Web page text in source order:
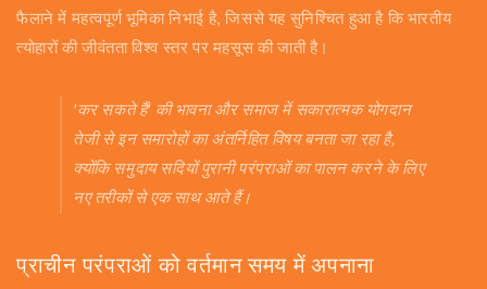
फैलाने में महत्वपूर्ण भूमिका निभाई है, जिससे यह सुनिश्चित हुआ है कि भारतीय
त्योहारों की जीवंतता विश्व स्तर पर महसूस की जाती है।
'कर सकते हैं' की भावना और समाज में सकारात्मक योगदान
तेजी से इन समारोहों का अंतर्निहित विषय बनता जा रहा है,
क्योंकि समुदाय सदियों पुरानी परंपराओं का पालन करने के लिए
नए तरीकों से एक साथ आते हैं।
प्राचीन परंपराओं को वर्तमान समय में अपनाना